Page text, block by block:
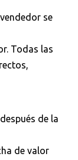
se
Todas las
de la
de valor